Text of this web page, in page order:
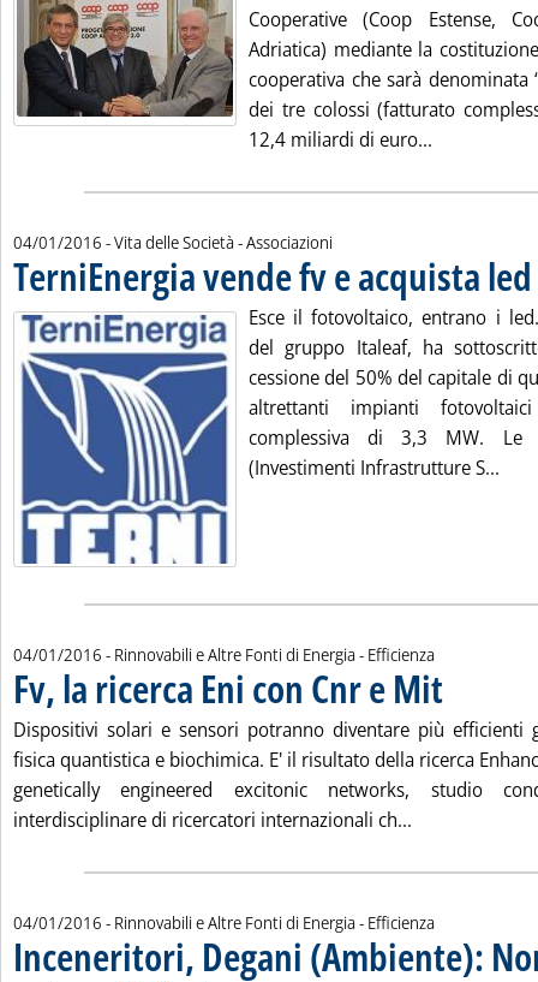
Cooperative (Coop Estense,
Adriatica) mediante la
cooperativa che sarà denominata
dei tre colossi (fatturato
12,4 miliardi di euro...
04/01/2016 - Vita delle Società - Associazioni
TerniEnergia vende fv e acquista led
Esce il fotovoltaico, entrano i
del gruppo Italeaf, ha
cessione del 50% del capitale di
altrettanti impianti
complessiva di 3,3 MW. Le
(Investimenti Infrastrutture S...
04/01/2016 - Rinnovabili e Altre Fonti di Energia - Efficienza
Fv, la ricerca Eni con Cnr e Mit
Dispositivi solari e sensori potranno diventare più efficienti
fisica quantistica e biochimica. E' il risultato della ricerca
genetically engineered excitonic networks, studio
interdisciplinare di ricercatori internazionali ch...
04/01/2016 - Rinnovabili e Altre Fonti di Energia - Efficienza
Inceneritori, Degani (Ambiente):